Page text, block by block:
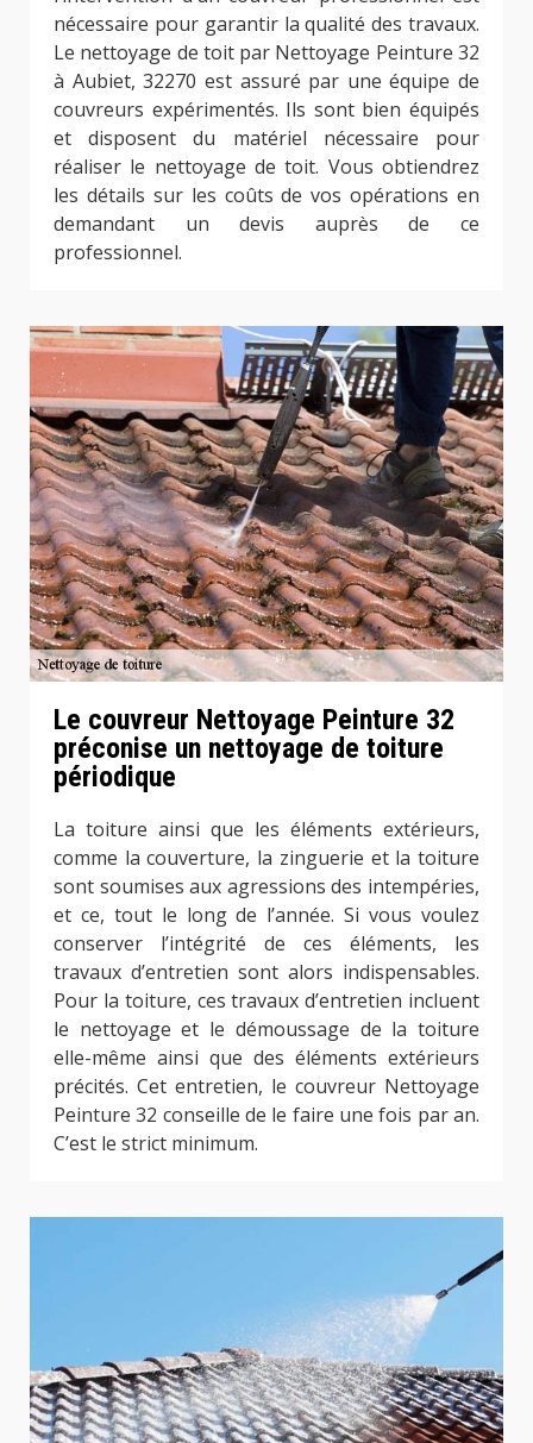
nécessaire pour garantir la qualité des travaux.
Le nettoyage de toit par Nettoyage Peinture 32
à Aubiet, 32270 est assuré par une équipe de
couvreurs expérimentés. Ils sont bien équipés
et disposent du matériel nécessaire pour
réaliser le nettoyage de toit. Vous obtiendrez
les détails sur les coûts de vos opérations en
demandant un devis auprès de ce
professionnel.
Le couvreur Nettoyage Peinture 32
préconise un nettoyage de toiture
périodique
La toiture ainsi que les éléments extérieurs,
comme la couverture, la zinguerie et la toiture
sont soumises aux agressions des intempéries,
et ce, tout le long de l’année. Si vous voulez
conserver l’intégrité de ces éléments, les
travaux d’entretien sont alors indispensables.
Pour la toiture, ces travaux d’entretien incluent
le nettoyage et le démoussage de la toiture
elle-même ainsi que des éléments extérieurs
précités. Cet entretien, le couvreur Nettoyage
Peinture 32 conseille de le faire une fois par an.
C’est le strict minimum.